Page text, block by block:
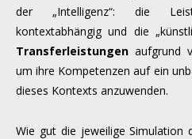
der „Intelligenz“: die
kontextabhängig und die
Transferleistungen aufgrund
um ihre Kompetenzen auf ein
dieses Kontexts anzuwenden.
Wie gut die jeweilige Simulation